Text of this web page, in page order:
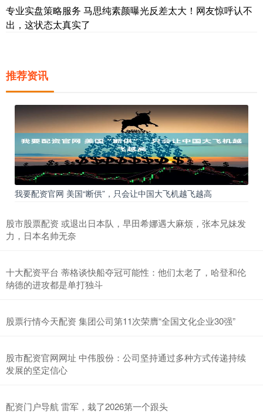
专业实盘策略服务 马思纯素颜曝光反差太大！网友惊呼认不
出，这状态太真实了
推荐资讯
我要配资官网 美国“断供”，只会让中国大飞机越飞越高
股市股票配资 或退出日本队，早田希娜遇大麻烦，张本兄妹发
力，日本名帅无奈
十大配资平台 蒂格谈快船夺冠可能性：他们太老了，哈登和伦
纳德的进攻都是单打独斗
股票行情今天配资 集团公司第11次荣膺“全国文化企业30强”
股市配资官网网址 中伟股份：公司坚持通过多种方式传递持续
发展的坚定信心
配资门户导航 雷军，栽了2026第一个跟头